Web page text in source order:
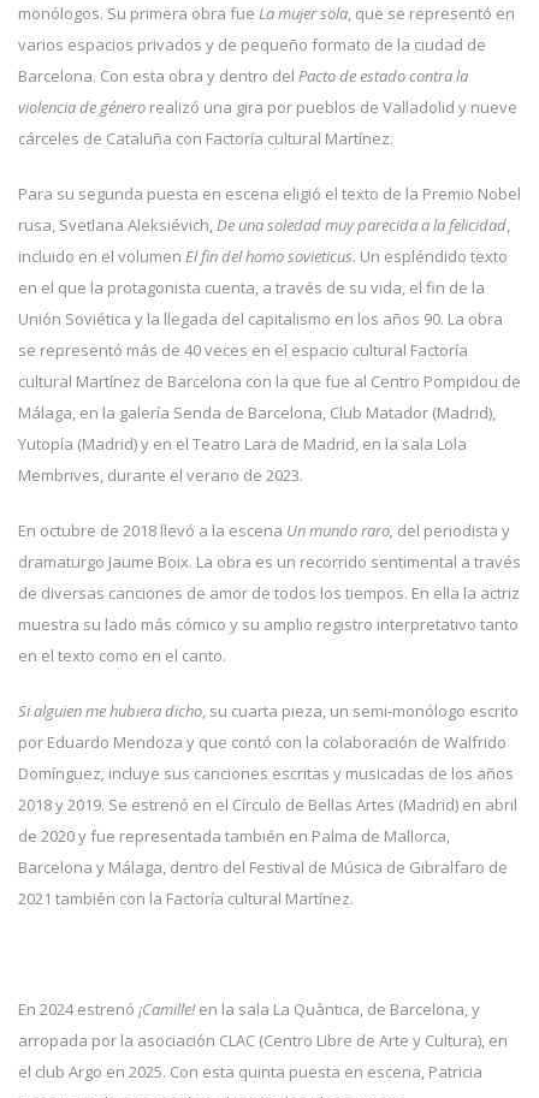
monólogos. Su primera obra fue La mujer sola, que se representó en
varios espacios privados y de pequeño formato de la ciudad de
Barcelona. Con esta obra y dentro del Pacto de estado contra la
violencia de género realizó una gira por pueblos de Valladolid y nueve
cárceles de Cataluña con Factoría cultural Martínez.
Para su segunda puesta en escena eligió el texto de la Premio Nobel
rusa, Svetlana Aleksiévich,De una soledad muy parecida a la felicidad,
incluido en el volumen El fin del homo sovieticus. Un espléndido texto
en el que la protagonista cuenta, a través de su vida, el fin de la
Unión Soviética y la llegada del capitalismo en los años 90. La obra
se representó más de 40 veces en el espacio cultural Factoría
cultural Martínez de Barcelona con la que fue al Centro Pompidou de
Málaga, en la galería Senda de Barcelona, Club Matador (Madrid),
Yutopía (Madrid) y en el Teatro Lara de Madrid, en la sala Lola
Membrives, durante el verano de 2023.
En octubre de 2018 llevó a la escena Un mundo raro, del periodista y
dramaturgo Jaume Boix. La obra es un recorrido sentimental a través
de diversas canciones de amor de todos los tiempos. En ella la actriz
muestra su lado más cómico y su amplio registro interpretativo tanto
en el texto como en el canto.
Si alguien me hubiera dicho, su cuarta pieza, un semi-monólogo escrito
por Eduardo Mendoza y que contó con la colaboración de Walfrido
Domínguez, incluye sus canciones escritas y musicadas de los años
2018 y 2019. Se estrenó en el Círculo de Bellas Artes (Madrid) en abril
de 2020 y fue representada también en Palma de Mallorca,
Barcelona y Málaga, dentro del Festival de Música de Gibralfaro de
2021 también con la Factoría cultural Martínez.
En 2024 estrenó ¡Camille!en la sala La Quàntica, de Barcelona, y
arropada por la asociación CLAC (Centro Libre de Arte y Cultura), en
el club Argo en 2025. Con esta quinta puesta en escena, Patricia